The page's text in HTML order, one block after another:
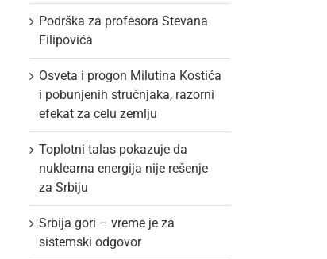
Podrška za profesora Stevana
Filipovića
Osveta i progon Milutina Kostića
i pobunjenih stručnjaka, razorni
efekat za celu zemlju
Toplotni talas pokazuje da
nuklearna energija nije rešenje
za Srbiju
Srbija gori – vreme je za
sistemski odgovor